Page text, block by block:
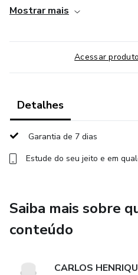
est. Nam vel odio eget justo
augue. Etiam feugiat enim mi,
Duis egestas lacus ac nibh
eget dolor in efficitur.
sapien non faucibus.
odio eu, feugiat iaculis eros.
non scelerisque metus pretium
Mostrar mais
Acessar
Detalhes
Garantia de 7 dias
Estude do seu jeito e em
Saiba mais sobre
conteúdo
CARLOS